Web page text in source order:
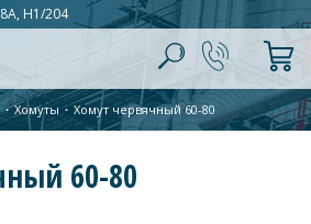
Н1/204
∙Хомуты ∙Хомут червячный 60-80
60-80